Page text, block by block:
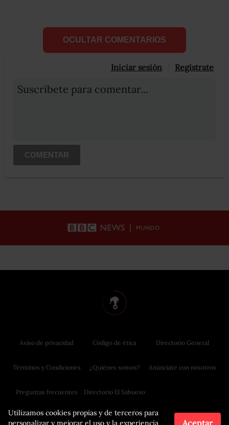
OCULTAR COMENTARIOS
Iniciar sesión Registrate
Suscribete para comentar...
COMENTAR
Utilizamos cookies propias y de terceros para
personalizar y mejorar el uso y la experiencia
Aceptar
Aviso de privacidad
Términos y Condiciones
Preguntas frecuentes
Código de ética
¿Quiénes somos?
Directorio El Sabueso
Directorio General
Anúnciate con nosotros